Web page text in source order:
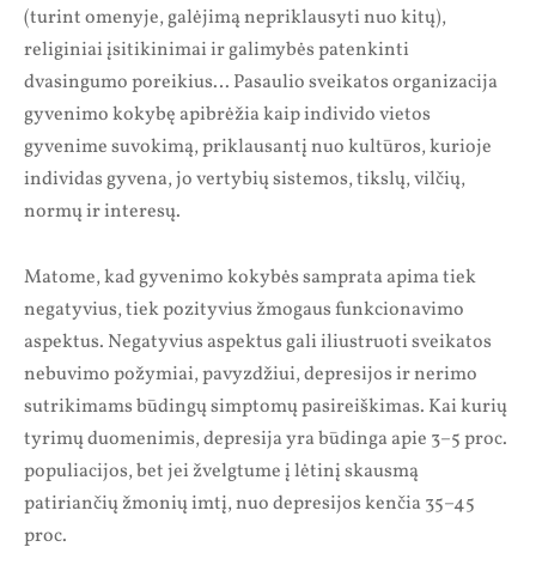
(turint omenyje, galėjimą nepriklausyti nuo kitų),
religiniai įsitikinimai ir galimybės patenkinti
dvasingumo poreikius… Pasaulio sveikatos organizacija
gyvenimo kokybę apibrėžia kaip individo vietos
gyvenime suvokimą, priklausantį nuo kultūros, kurioje
individas gyvena, jo vertybių sistemos, tikslų, vilčių,
normų ir interesų.
Matome, kad gyvenimo kokybės samprata apima tiek
negatyvius, tiek pozityvius žmogaus funkcionavimo
aspektus. Negatyvius aspektus gali iliustruoti sveikatos
nebuvimo požymiai, pavyzdžiui, depresijos ir nerimo
sutrikimams būdingų simptomų pasireiškimas. Kai kurių
tyrimų duomenimis, depresija yra būdinga apie 3–5 proc.
populiacijos, bet jei žvelgtume į lėtinį skausmą
patiriančių žmonių imtį, nuo depresijos kenčia 35–45
proc.